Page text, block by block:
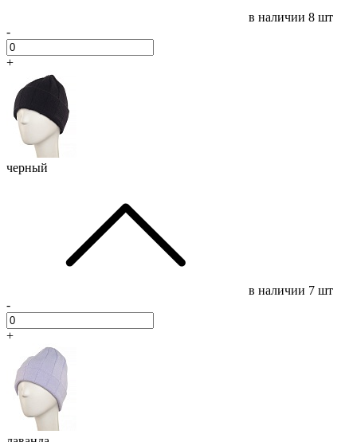
в наличии 8 шт
-
+
черный
в наличии 7 шт
-
+